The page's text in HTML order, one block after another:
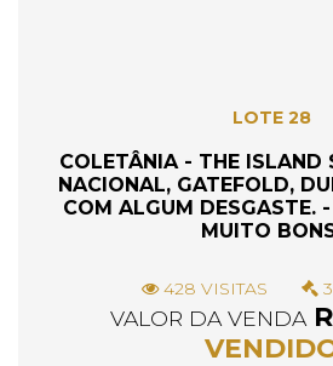
LOTE 28
COLETÂNIA - THE ISLAND
NACIONAL, GATEFOLD,
COM ALGUM DESGASTE.
MUITO
428 VISITAS
VALOR DA VENDA